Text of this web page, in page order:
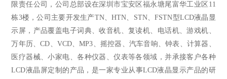
限责任公司，公司总部设在深圳市宝安区福永塘尾富华工业区11
栋3楼，公司主要开发生产TN、HTN、STN、FSTN型LCD液晶显
示屏，产品覆盖电子词典、收音机、复读机、电话机、游戏机、
万年历、CD、VCD、MP3、摇控器、汽车音响、钟表、计算器、
医疗器械、小家电、各种仪器、仪表等各领域，并承接客户各种
LCD液晶屏定制的产品，是一家专业从事LCD液晶显示产品的研